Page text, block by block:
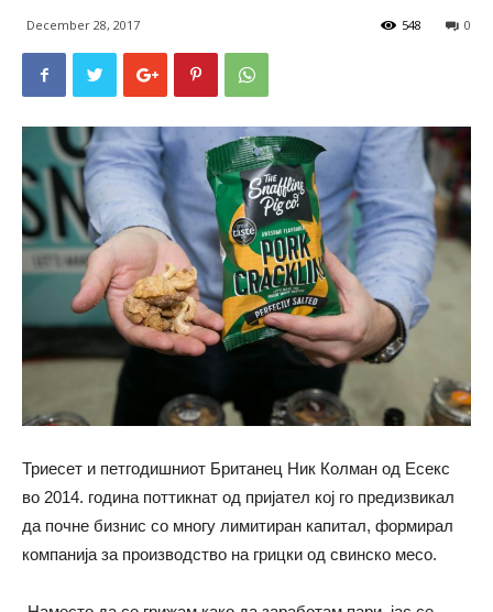
December 28, 2017 0
548
Триесет и петгодишниот Британец Ник Колман од Есекс
во 2014. година поттикнат од пријател кој го предизвикал
да почне бизнис со многу лимитиран капитал, формирал
компанија за производство на грицки од свинско месо.